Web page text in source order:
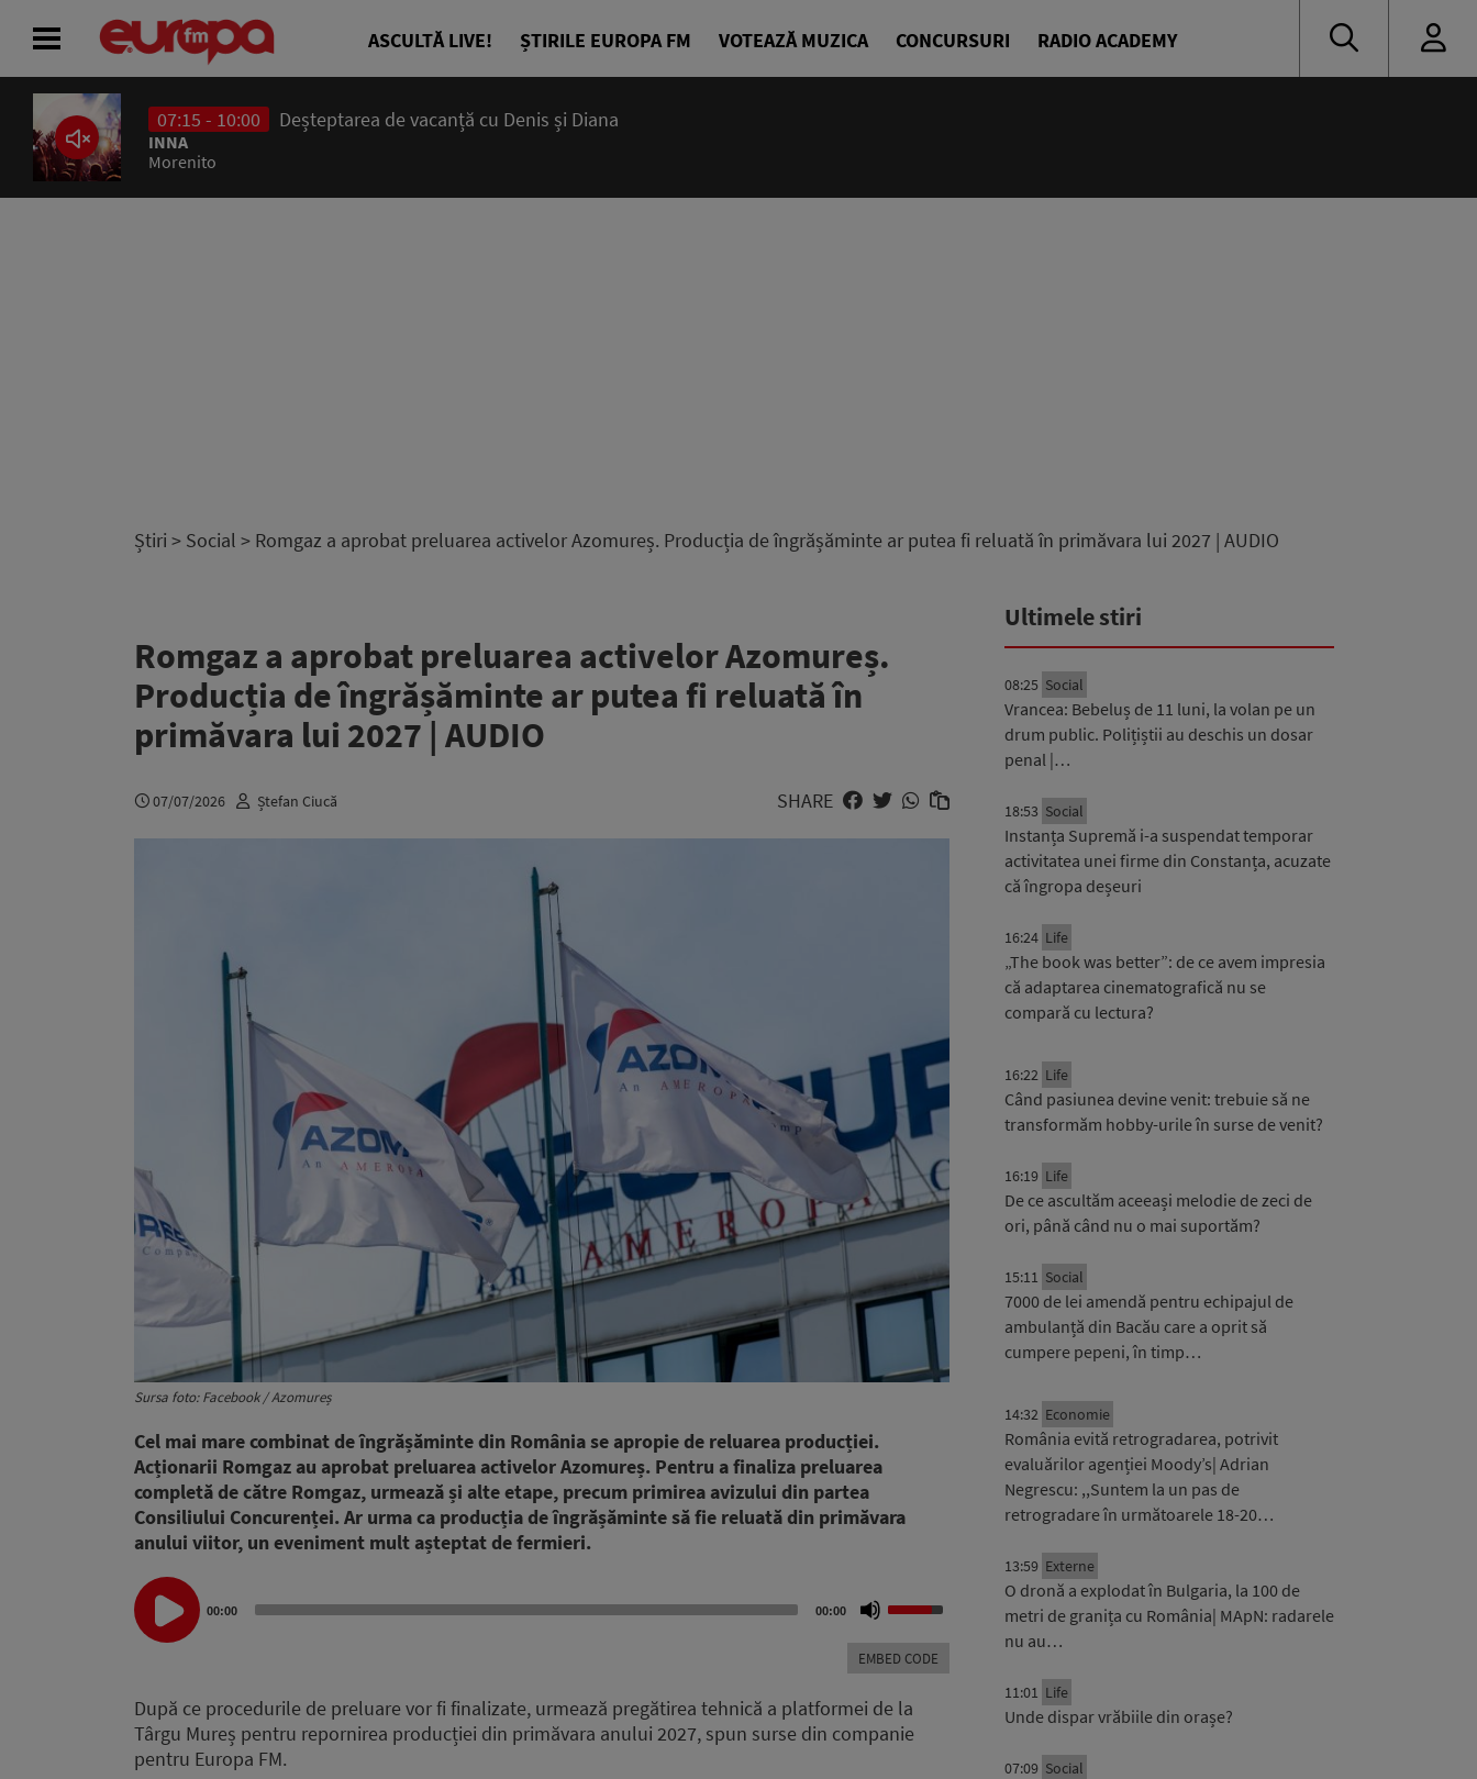
ASCULTĂ LIVE! ȘTIRILE EUROPA FM VOTEAZĂ MUZICA CONCURSURI RADIO ACADEMY
07:15 - 10:00 Deșteptarea de vacanță cu Denis și Diana
INNA
Morenito
Știri > Social > Romgaz a aprobat preluarea activelor Azomureș. Producția de îngrășăminte ar putea fi reluată în primăvara lui 2027 | AUDIO
Romgaz a aprobat preluarea activelor Azomureș.
Producția de îngrășăminte ar putea fi reluată în
primăvara lui 2027 | AUDIO
07/07/2026 Ștefan Ciucă SHARE
Sursa foto: Facebook / Azomureș
Cel mai mare combinat de îngrășăminte din România se apropie de reluarea producției.
Acționarii Romgaz au aprobat preluarea activelor Azomureș. Pentru a finaliza preluarea
completă de către Romgaz, urmează și alte etape, precum primirea avizului din partea
Consiliului Concurenței. Ar urma ca producția de îngrășăminte să fie reluată din primăvara
anului viitor, un eveniment mult așteptat de fermieri.
Audio
Player
00:00 00:00
Up/Down
keys
increase
or
EMBED CODE
După ce procedurile de preluare vor fi finalizate, urmează pregătirea tehnică a platformei de la
Târgu Mureș pentru repornirea producției din primăvara anului 2027, spun surse din companie
pentru Europa FM.
Ultimele stiri
08:25 Social
Vrancea: Bebeluș de 11 luni, la volan pe un
drum public. Polițiștii au deschis un dosar
penal |…
18:53 Social
Instanța Supremă i-a suspendat temporar
activitatea unei firme din Constanța, acuzate
că îngropa deșeuri
16:24 Life
„The book was better”: de ce avem impresia
că adaptarea cinematografică nu se
compară cu lectura?
16:22 Life
Când pasiunea devine venit: trebuie să ne
transformăm hobby-urile în surse de venit?
16:19 Life
De ce ascultăm aceeași melodie de zeci de
ori, până când nu o mai suportăm?
15:11 Social
7000 de lei amendă pentru echipajul de
ambulanță din Bacău care a oprit să
cumpere pepeni, în timp…
14:32 Economie
România evită retrogradarea, potrivit
evaluărilor agenției Moody’s| Adrian
Negrescu: ,,Suntem la un pas de
retrogradare în următoarele 18-20…
13:59 Externe
O dronă a explodat în Bulgaria, la 100 de
metri de granița cu România| MApN: radarele
nu au…
11:01 Life
Unde dispar vrăbiile din orașe?
07:09 Social
ACASĂ
ȘTIRI